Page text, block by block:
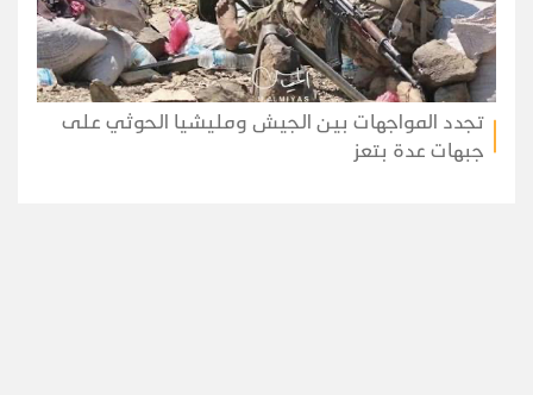
تجدد المواجهات بين الجيش ومليشيا الحوثي على
جبهات عدة بتعز